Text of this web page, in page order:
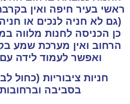
ראשי בעיר חיפה ואין
(גם לא חניה לנכים או
כן הכניסה לחנות מלווה
הרחוב ואין מערכת שמע
ואפשר לעמוד לידה
חניות ציבוריות (כחול
בסביבה